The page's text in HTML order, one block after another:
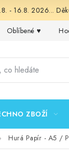
- 16.8. 2026...
Oblíbené ♥️
ZBOŽÍ
Hurá Papír - A5 /